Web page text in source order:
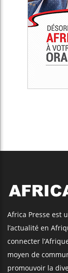
Africa Presse est
l’actualité en
connecter
moyen de
promouvoir la